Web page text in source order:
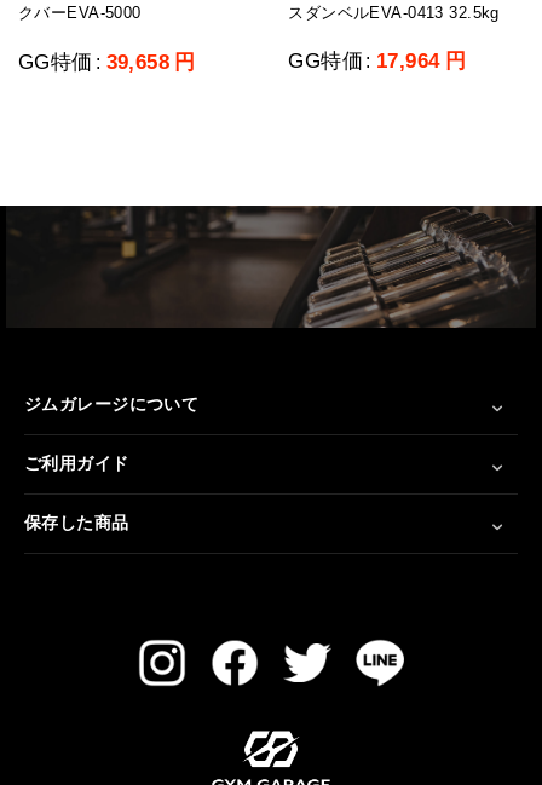
クバーEVA-5000
GG特価 : 39,658 円
スダンベルEVA-0413 32.5kg
GG特価 : 17,964 円
ジムガレージについて
ご利用ガイド
保存した商品